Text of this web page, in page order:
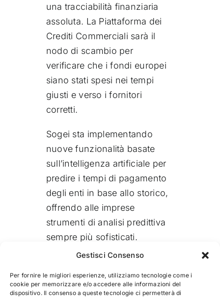
Gestisci Consenso
Per fornire le migliori esperienze, utilizziamo tecnologie come i
cookie per memorizzare e/o accedere alle informazioni del
dispositivo. Il consenso a queste tecnologie ci permetterà di
una tracciabilità finanziaria
assoluta. La Piattaforma dei
Crediti Commerciali sarà il
nodo di scambio per
verificare che i fondi europei
siano stati spesi nei tempi
giusti e verso i fornitori
corretti.
Sogei sta implementando
nuove funzionalità basate
sull’intelligenza artificiale per
predire i tempi di pagamento
degli enti in base allo storico,
offrendo alle imprese
strumenti di analisi predittiva
sempre più sofisticati.
Oltre la burocrazia bancaria: la